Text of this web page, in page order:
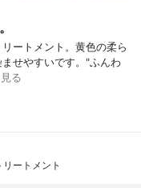
ートメント。黄色の柔ら
せやすいです。"ふんわ
る
ートメント